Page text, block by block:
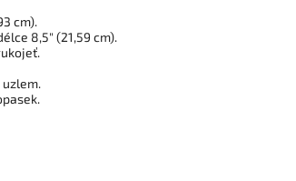
cm).
8,5" (21,59 cm).